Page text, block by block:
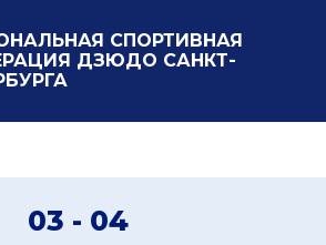
СПОРТИВНАЯ
ДЗЮДО САНКТ-
03 - 04